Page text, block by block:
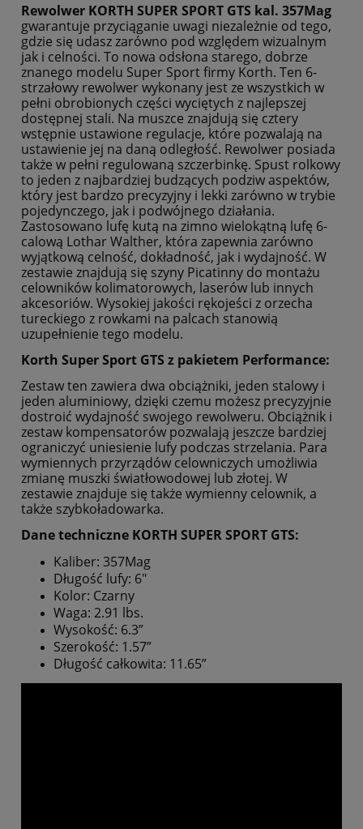
Rewolwer KORTH SUPER SPORT GTS kal. 357Mag
gwarantuje przyciąganie uwagi niezależnie od tego,
gdzie się udasz zarówno pod względem wizualnym
jak i celności. To nowa odsłona starego, dobrze
znanego modelu Super Sport firmy Korth. Ten 6-
strzałowy rewolwer wykonany jest ze wszystkich w
pełni obrobionych części wyciętych z najlepszej
dostępnej stali. Na muszce znajdują się cztery
wstępnie ustawione regulacje, które pozwalają na
ustawienie jej na daną odległość. Rewolwer posiada
także w pełni regulowaną szczerbinkę. Spust rolkowy
to jeden z najbardziej budzących podziw aspektów,
który jest bardzo precyzyjny i lekki zarówno w trybie
pojedynczego, jak i podwójnego działania.
Zastosowano lufę kutą na zimno wielokątną lufę 6-
calową Lothar Walther, która zapewnia zarówno
wyjątkową celność, dokładność, jak i wydajność. W
zestawie znajdują się szyny Picatinny do montażu
celowników kolimatorowych, laserów lub innych
akcesoriów. Wysokiej jakości rękojeści z orzecha
tureckiego z rowkami na palcach stanowią
uzupełnienie tego modelu.
Korth Super Sport GTS z pakietem Performance:
Zestaw ten zawiera dwa obciążniki, jeden stalowy i
jeden aluminiowy, dzięki czemu możesz precyzyjnie
dostroić wydajność swojego rewolweru. Obciążnik i
zestaw kompensatorów pozwalają jeszcze bardziej
ograniczyć uniesienie lufy podczas strzelania. Para
wymiennych przyrządów celowniczych umożliwia
zmianę muszki światłowodowej lub złotej. W
zestawie znajduje się także wymienny celownik, a
także szybkoładowarka.
Dane techniczne KORTH SUPER SPORT GTS:
Kaliber: 357Mag
Długość lufy: 6"
Kolor: Czarny
Waga: 2.91 lbs.
Wysokość: 6.3”
Szerokość: 1.57”
Długość całkowita: 11.65”